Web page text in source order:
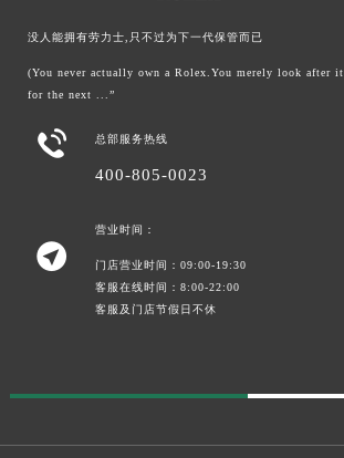
没人能拥有劳力士,只不过为下一代保管而已
(You never actually own a Rolex.You merely look after it
for the next ...”
 总部服务热线
400-805-0023

营业时间：
门店营业时间：09:00-19:30
客服在线时间：8:00-22:00
客服及门店节假日不休